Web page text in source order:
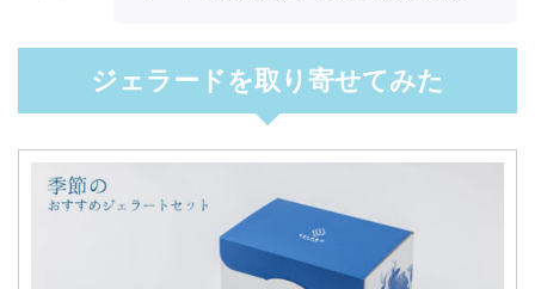
ジェラードを取り寄せてみた